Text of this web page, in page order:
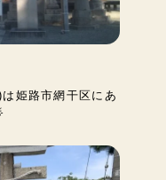
姫路市網干区にあ